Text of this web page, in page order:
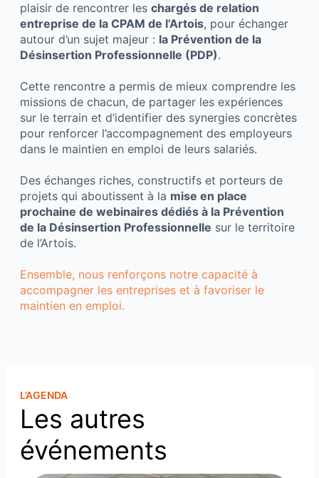
plaisir de rencontrer les chargés de relation
entreprise de la CPAM de l’Artois, pour échanger
autour d’un sujet majeur : la Prévention de la
Désinsertion Professionnelle (PDP).
Cette rencontre a permis de mieux comprendre les
missions de chacun, de partager les expériences
sur le terrain et d’identifier des synergies concrètes
pour renforcer l’accompagnement des employeurs
dans le maintien en emploi de leurs salariés.
Des échanges riches, constructifs et porteurs de
projets qui aboutissent à la mise en place
prochaine de webinaires dédiés à la Prévention
de la Désinsertion Professionnelle sur le territoire
de l’Artois.
Ensemble, nous renforçons notre capacité à
accompagner les entreprises et à favoriser le
maintien en emploi.
L’AGENDA
Les autres
événements